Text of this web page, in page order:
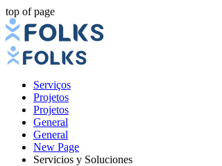
top of page
Serviços
Projetos
Projetos
General
General
New Page
Servicios y Soluciones